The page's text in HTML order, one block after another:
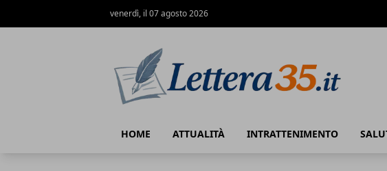
venerdì, il 07 agosto 2026
HOME ATTUALITÀ INTRATTENIMENTO